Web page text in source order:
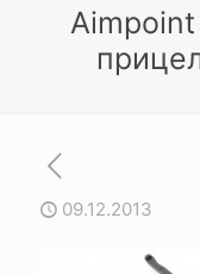
09.12.2013